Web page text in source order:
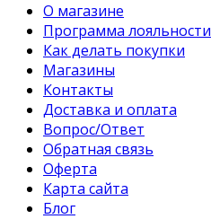
О магазине
Программа лояльности
Как делать покупки
Магазины
Контакты
Доставка и оплата
Вопрос/Ответ
Обратная связь
Оферта
Карта сайта
Блог